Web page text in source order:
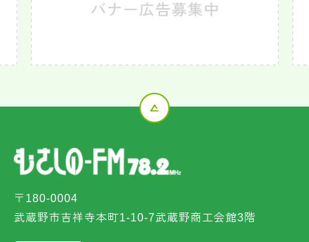
〒180-0004
武蔵野市吉祥寺本町1-10-7武蔵野商工会館3階